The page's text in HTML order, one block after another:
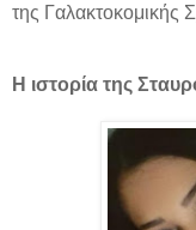
της Γαλακτοκομικής
Η ιστορία της